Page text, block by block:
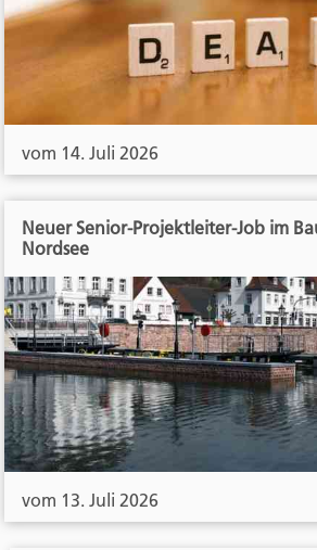
vom 14. Juli 2026
Neuer Senior-Projektleiter-Job im
Nordsee
vom 13. Juli 2026